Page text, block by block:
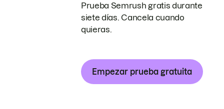
Prueba Semrush gratis durante
siete días. Cancela cuando
quieras.
Empezar prueba gratuita